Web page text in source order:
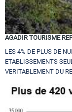
AGADIR TOURISME
LES 4% DE PLUS DE
ETABLISSEMENTS
VERITABLEMENT DU